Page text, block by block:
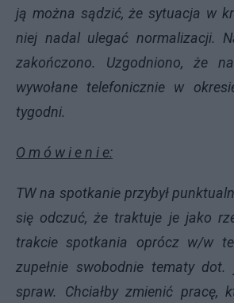
ją można sądzić, że sytuacja w
niej nadal ulegać normalizacji.
zakończono. Uzgodniono, że
wywołane telefonicznie w
tygodni.
O m ó w i e n i e:
TW na spotkanie przybył
się odczuć, że traktuje je jako
trakcie spotkania oprócz w/w
zupełnie swobodnie tematy dot.
spraw. Chciałby zmienić pracę,